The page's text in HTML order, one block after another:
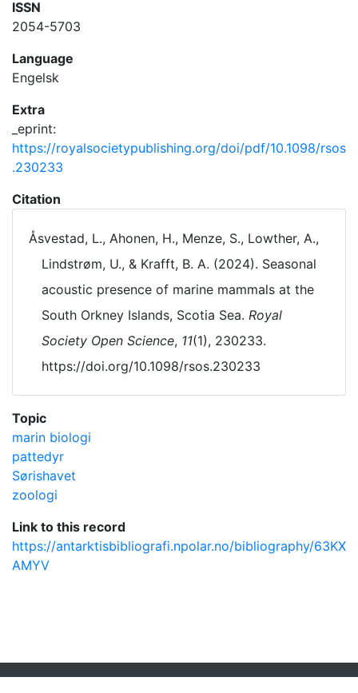
ISSN
2054-5703
Language
Engelsk
Extra
_eprint:
https://royalsocietypublishing.org/doi/pdf/10.1098/rsos
.230233
Citation
Åsvestad, L., Ahonen, H., Menze, S., Lowther, A.,
Lindstrøm, U., & Krafft, B. A. (2024). Seasonal
acoustic presence of marine mammals at the
South Orkney Islands, Scotia Sea. Royal
Society Open Science, 11(1), 230233.
https://doi.org/10.1098/rsos.230233
Topic
marin biologi
pattedyr
Sørishavet
zoologi
Link to this record
https://antarktisbibliografi.npolar.no/bibliography/63KX
AMYV